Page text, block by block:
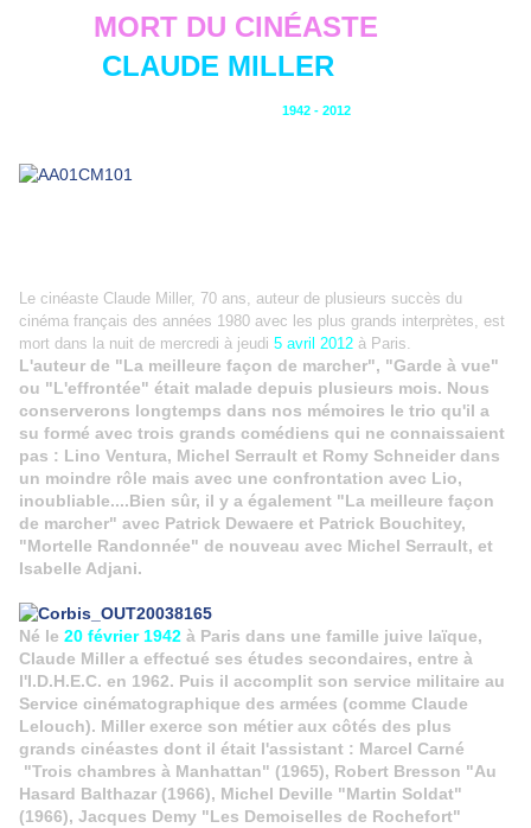
MORT DU CINÉASTE
CLAUDE MILLER
1942 - 2012
Le cinéaste Claude Miller, 70 ans, auteur de plusieurs succès du
cinéma français des années 1980 avec les plus grands interprètes, est
mort dans la nuit de mercredi à jeudi 5 avril 2012 à Paris.
L'auteur de "La meilleure façon de marcher", "Garde à vue"
ou "L'effrontée" était malade depuis plusieurs mois. Nous
conserverons longtemps dans nos mémoires le trio qu'il a
su formé avec trois grands comédiens qui ne connaissaient
pas : Lino Ventura, Michel Serrault et Romy Schneider dans
un moindre rôle mais avec une confrontation avec Lio,
inoubliable....Bien sûr, il y a également "La meilleure façon
de marcher" avec Patrick Dewaere et Patrick Bouchitey,
"Mortelle Randonnée" de nouveau avec Michel Serrault, et
Isabelle Adjani.
Né le 20 février 1942 à Paris dans une famille juive laïque,
Claude Miller a effectué ses études secondaires, entre à
l'I.D.H.E.C. en 1962. Puis il accomplit son service militaire au
Service cinématographique des armées (comme Claude
Lelouch). Miller exerce son métier aux côtés des plus
grands cinéastes dont il était l'assistant : Marcel Carné
"Trois chambres à Manhattan" (1965), Robert Bresson "Au
Hasard Balthazar (1966), Michel Deville "Martin Soldat"
(1966), Jacques Demy "Les Demoiselles de Rochefort"